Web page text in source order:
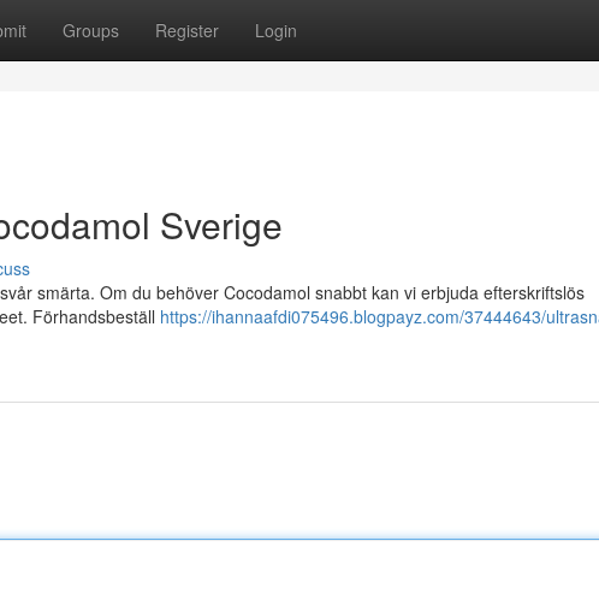
Groups Register Login
Sverige
smärta. Om du behöver Cocodamol snabbt kan vi erbjuda efterskriftslös
Förhandsbeställ https://ihannaafdi075496.blogpayz.com/37444643/